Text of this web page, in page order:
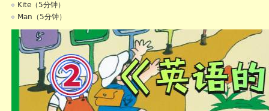
Kite（5分钟）
Man（5分钟）